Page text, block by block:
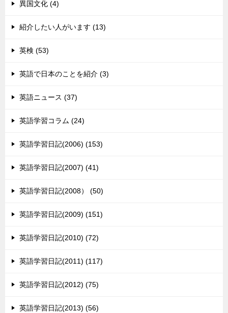
異国文化 (4)
紹介したい人がいます (13)
英検 (53)
英語で日本のことを紹介 (3)
英語ニュース (37)
英語学習コラム (24)
英語学習日記(2006) (153)
英語学習日記(2007) (41)
英語学習日記(2008） (50)
英語学習日記(2009) (151)
英語学習日記(2010) (72)
英語学習日記(2011) (117)
英語学習日記(2012) (75)
英語学習日記(2013) (56)